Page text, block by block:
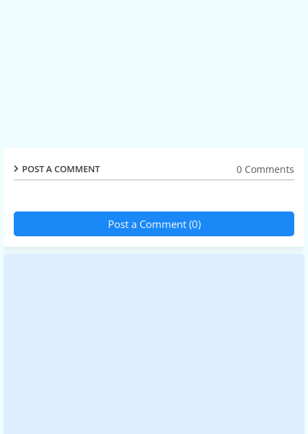
POST A COMMENT 0 Comments
Post a Comment (0)